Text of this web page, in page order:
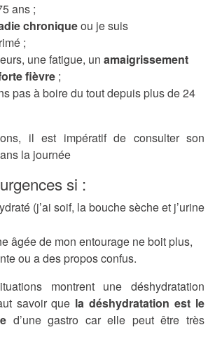
ans ;
chroniqueou je suis
;
une fatigue, un amaigrissement
fièvre ;
pas à boire du tout depuis plus de 24
il est impératif de consulter son
la journée
si :
(j’ai soif, la bouche sèche et j’urine
âgée de mon entourage ne boit plus,
ou a des propos confus.
montrent une déshydratation
savoir que la déshydratation est le
d’une gastro car elle peut être très